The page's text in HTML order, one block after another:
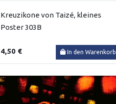
Kreuzikone von Taizé, kleines
Poster 303B
4,50 € In den Warenkorb